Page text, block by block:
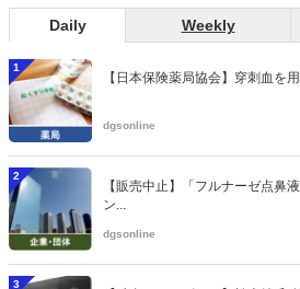
Daily Weekly
1
【日本保険薬局協会】穿刺血を
dgsonline
2
【販売中止】「フルナーゼ点鼻
ン...
dgsonline
3